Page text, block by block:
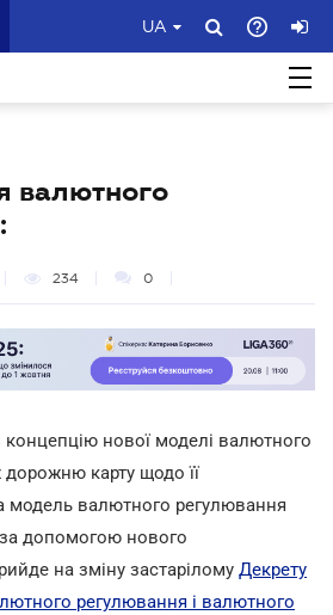
UA
валютного
234 0
нової моделі валютного
карту щодо її
валютного регулювання
допомогою нового
на зміну застарілому Декрету
регулювання і валютного